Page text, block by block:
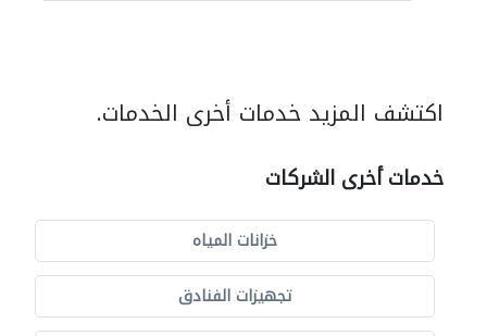
اكتشف المزيد خدمات أخرى الخدمات.
خدمات أخرى الشركات
خزانات المياه
تجهيزات الفنادق